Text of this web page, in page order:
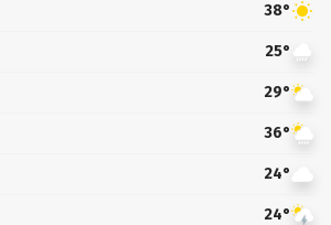
38°
25°
29°
36°
24°
24°